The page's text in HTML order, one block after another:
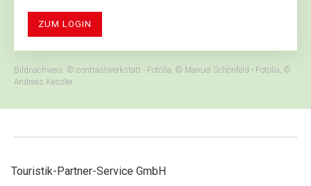
ZUM LOGIN
Bildnachweis: © contrastwerkstatt - Fotolia, © Manuel Schönfeld - Fotolia, ©
Andreas Kessler
Touristik-Partner-Service GmbH